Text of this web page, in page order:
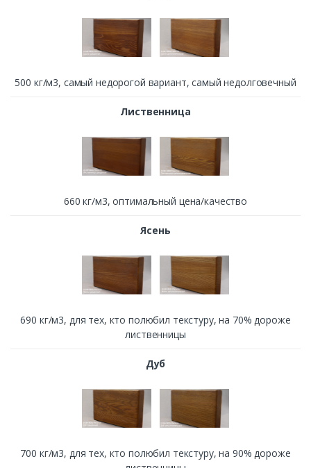
500 кг/м3, cамый недорогой вариант, самый недолговечный
Лиственница
660 кг/м3, оптимальный цена/качество
Ясень
690 кг/м3, для тех, кто полюбил текстуру, на 70% дороже
лиственницы
Дуб
700 кг/м3, для тех, кто полюбил текстуру, на 90% дороже